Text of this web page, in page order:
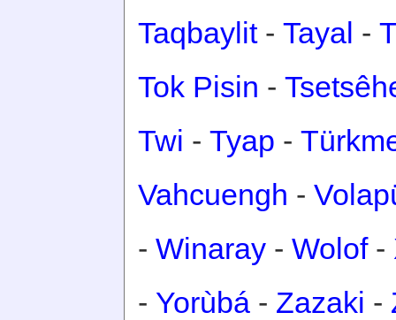
Taqbaylit- Tayal -
Tok Pisin -
Twi - Tyap -
Vahcuengh -
- Winaray - Wolof-
- Yorùbá - Zazaki -